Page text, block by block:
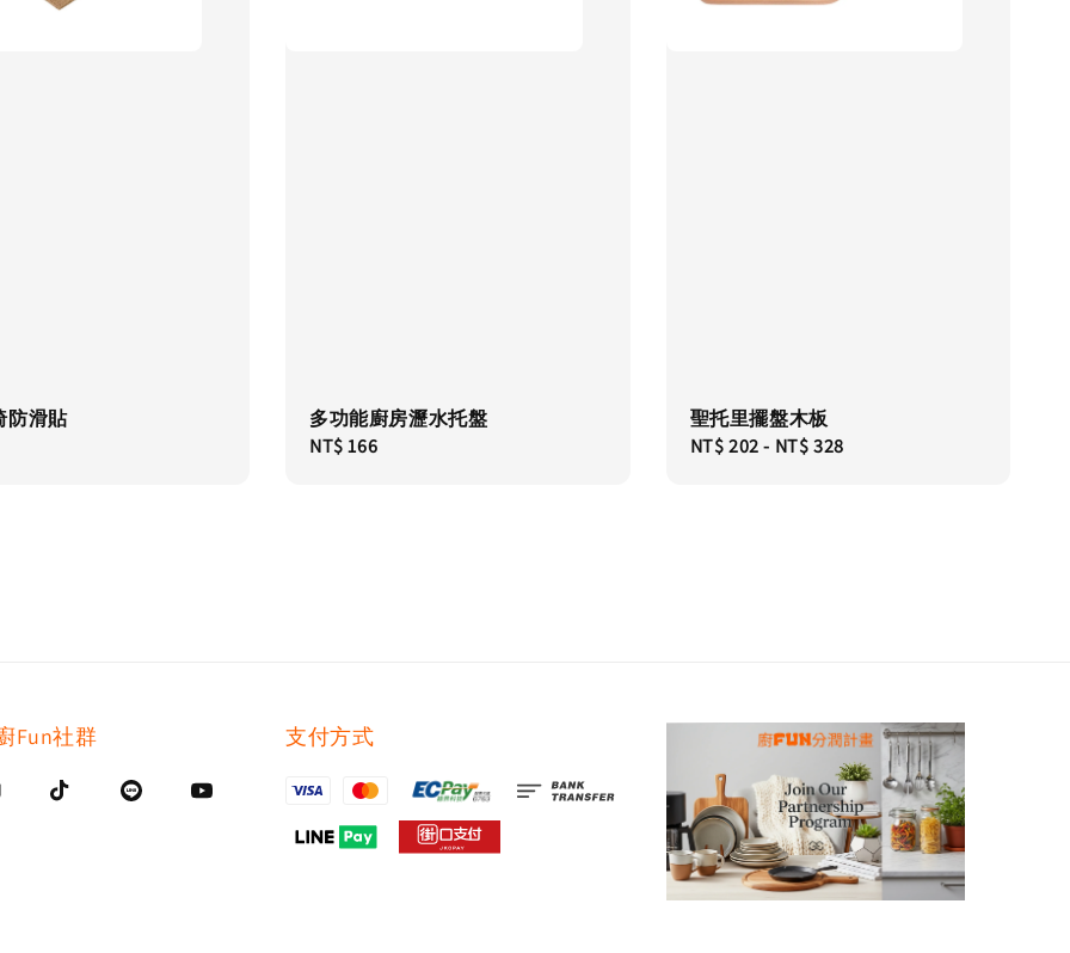
防滑貼
多功能廚房瀝水托盤
Regular
NT$ 166
聖托里擺盤木板
Regular
NT$ 202- NT$ 328
Fun社群 支付方式